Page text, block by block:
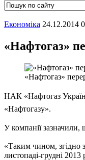
Економіка 24.12.2014
«Нафтогаз»
«Нафтогаз»
НАК «Нафтогаз
«Нафтогазу».
У компанії
«Таким чином, згідно
листопаді-грудні 2013